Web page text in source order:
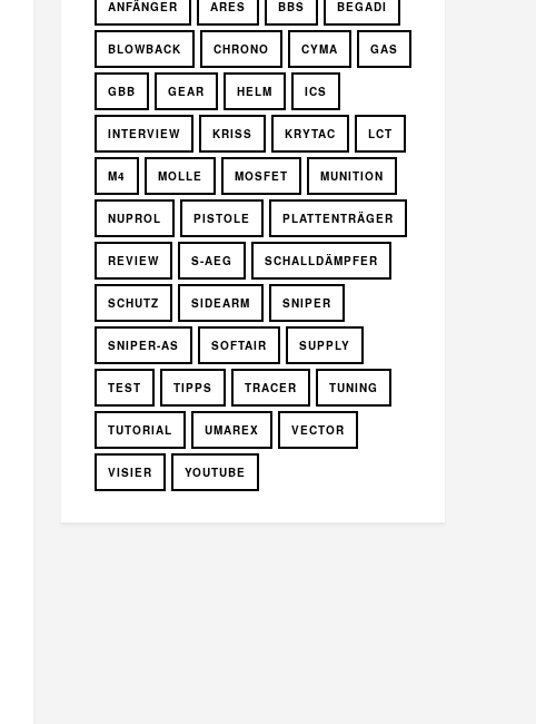
ANFÄNGER ARES BBS BEGADI
BLOWBACK CHRONO CYMA GAS
GBB GEAR HELM ICS
INTERVIEW KRISS KRYTAC LCT
M4 MOLLE MOSFET MUNITION
NUPROL PISTOLE PLATTENTRÄGER
REVIEW S-AEG SCHALLDÄMPFER
SCHUTZ SIDEARM SNIPER
SNIPER-AS SOFTAIR SUPPLY
TEST TIPPS TRACER TUNING
TUTORIAL UMAREX VECTOR
VISIER YOUTUBE